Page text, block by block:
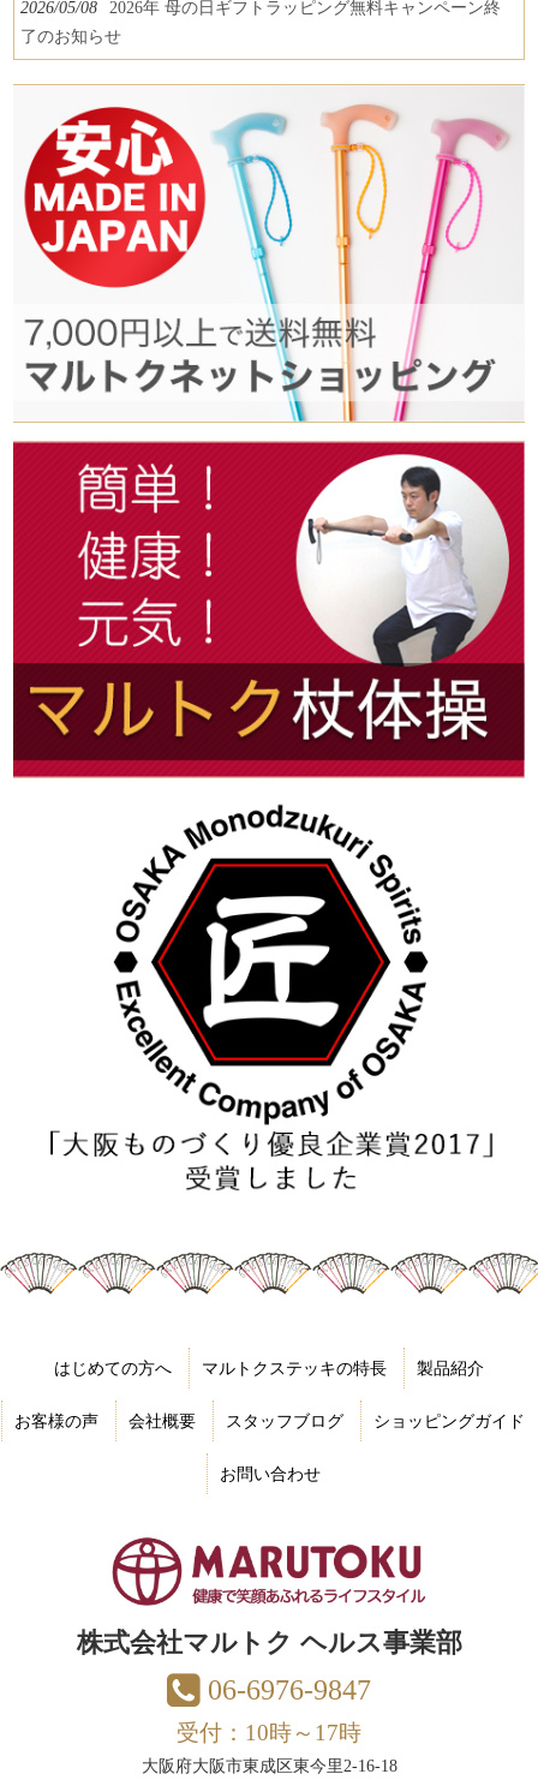
2026/05/08
2026年 母の日ギフトラッピング無料キャンペーン終
了のお知らせ
はじめての方へ マルトクステッキの特長 製品紹介
お客様の声 会社概要 スタッフブログ ショッピングガイド
お問い合わせ
株式会社マルトク ヘルス事業部
06-6976-9847
受付：10時～17時
大阪府大阪市東成区東今里2-16-18